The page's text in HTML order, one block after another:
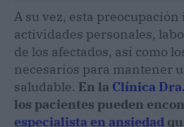
A su vez, esta
actividades personales,
de los afectados, así como
necesarios para mantener
saludable. En la Clínica
los pacientes pueden
especialista en ansiedad